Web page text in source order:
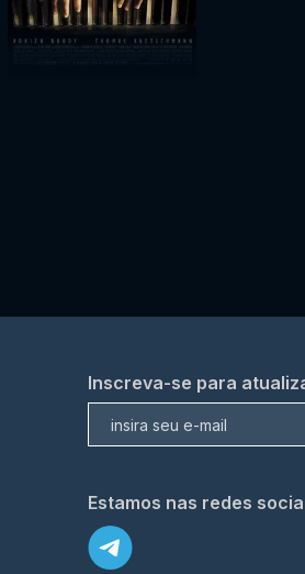
Inscreva-se para
Estamos nas redes